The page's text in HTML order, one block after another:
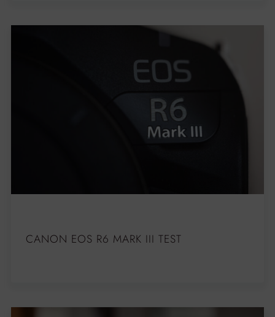
CANON EOS R6 MARK III TEST